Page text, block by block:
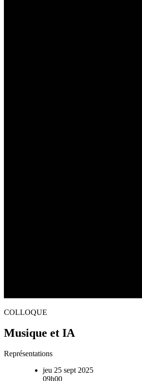
COLLOQUE
Musique et IA
Représentations
jeu 25 sept 2025
09h00